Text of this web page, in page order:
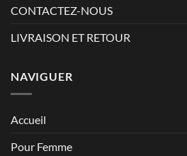
CONTACTEZ-NOUS
LIVRAISON ET RETOUR
NAVIGUER
Accueil
Pour Femme